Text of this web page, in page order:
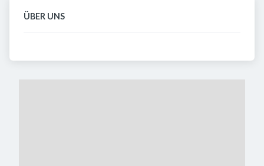
ÜBER UNS